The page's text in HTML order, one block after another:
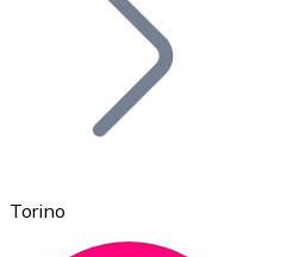
Torino